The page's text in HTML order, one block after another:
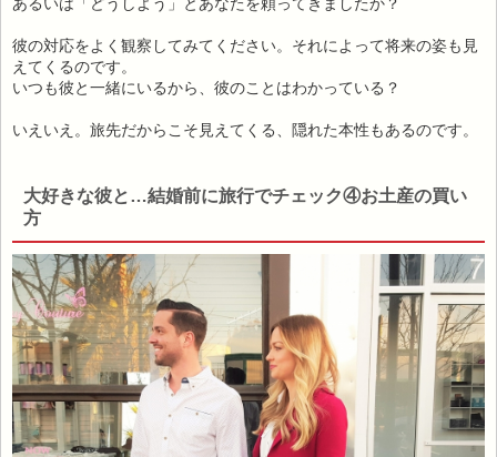
あるいは「どうしよう」とあなたを頼ってきましたか？
彼の対応をよく観察してみてください。それによって将来の姿も見
えてくるのです。
いつも彼と一緒にいるから、彼のことはわかっている？
いえいえ。旅先だからこそ見えてくる、隠れた本性もあるのです。
大好きな彼と…結婚前に旅行でチェック④お土産の買い
方